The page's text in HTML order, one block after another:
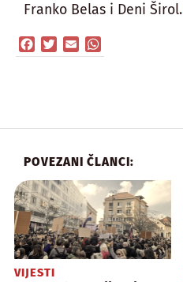
Franko Belas i Deni Širol.
Facebook
TwitterEmail
POVEZANI ČLANCI:
VIJESTI